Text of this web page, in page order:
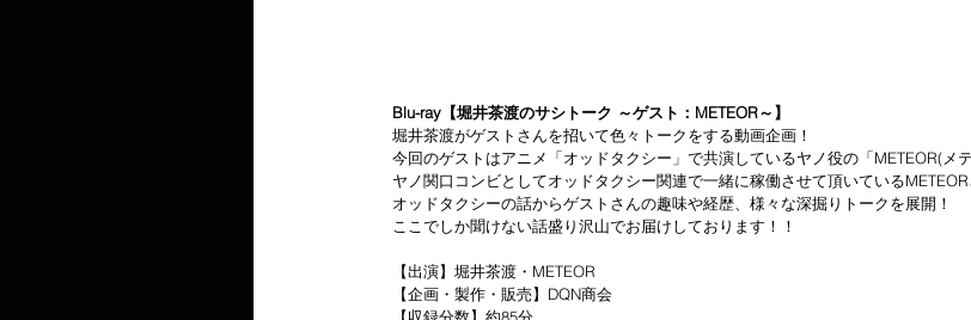
Blu-ray【堀井茶渡のサシトーク ～ゲスト：METEOR～】
堀井茶渡がゲストさんを招いて色々トークをする動画企画！
今回のゲストはアニメ「オッドタクシー」で共演しているヤノ役の「METEOR(メテ
ヤノ関口コンビとしてオッドタクシー関連で一緒に稼働させて頂いているMETEOR
オッドタクシーの話からゲストさんの趣味や経歴、様々な深掘りトークを展開！
ここでしか聞けない話盛り沢山でお届けしております！！
【出演】堀井茶渡・METEOR
【企画・製作・販売】DQN商会